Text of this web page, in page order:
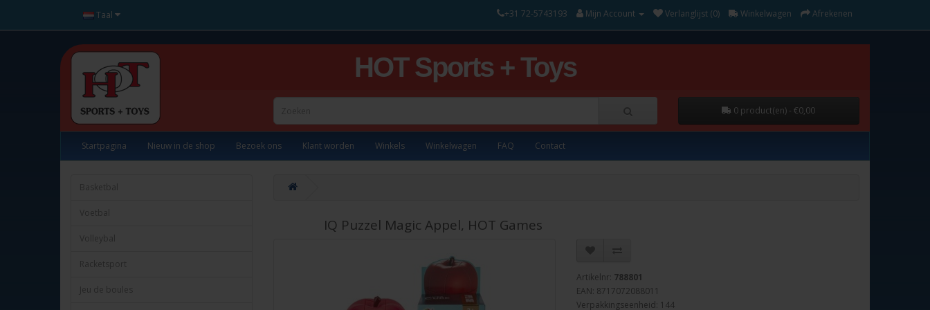
Taal +31 72-5743193 Mijn Account Verlanglijst (0) Winkelwagen Afrekenen
HOT Sports + Toys
0 product(en) - €0,00
Startpagina Nieuw in de shop Bezoek ons Klant worden Winkels Winkelwagen FAQ Contact
Basketbal
Voetbal
Volleybal
Racketsport
Jeu de boules
IQ Puzzel Magic Appel, HOT Games
Artikelnr: 788801
EAN: 8717072088011
Verpakkingseenheid: 144